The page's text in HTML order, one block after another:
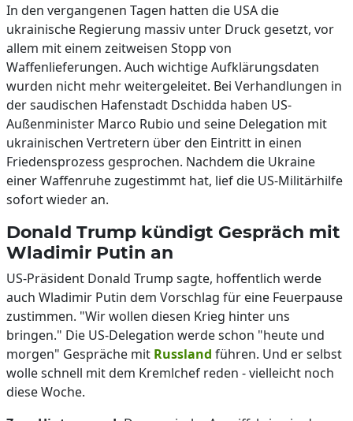
In den vergangenen Tagen hatten die USA die
ukrainische Regierung massiv unter Druck gesetzt, vor
allem mit einem zeitweisen Stopp von
Waffenlieferungen. Auch wichtige Aufklärungsdaten
wurden nicht mehr weitergeleitet. Bei Verhandlungen in
der saudischen Hafenstadt Dschidda haben US-
Außenminister Marco Rubio und seine Delegation mit
ukrainischen Vertretern über den Eintritt in einen
Friedensprozess gesprochen. Nachdem die Ukraine
einer Waffenruhe zugestimmt hat, lief die US-Militärhilfe
sofort wieder an.
Donald Trump kündigt Gespräch mit
Wladimir Putin an
US-Präsident Donald Trump sagte, hoffentlich werde
auch Wladimir Putin dem Vorschlag für eine Feuerpause
zustimmen. "Wir wollen diesen Krieg hinter uns
bringen." Die US-Delegation werde schon "heute und
morgen" Gespräche mit Russland führen. Und er selbst
wolle schnell mit dem Kremlchef reden - vielleicht noch
diese Woche.